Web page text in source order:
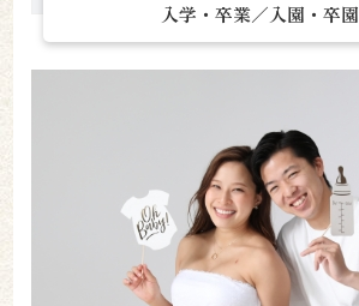
入学・卒業／入園・卒園